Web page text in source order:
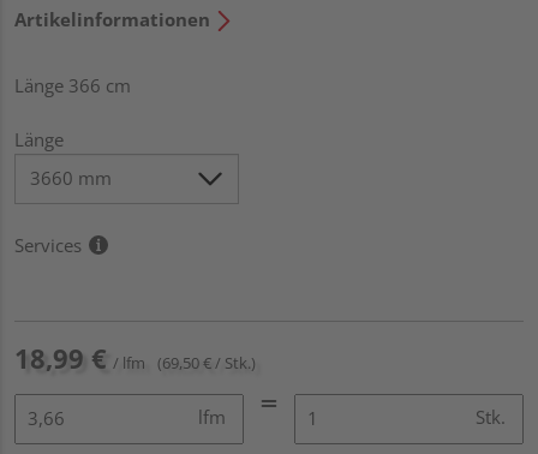
Artikelinformationen
Länge 366 cm
Länge
Services
18,99 € / lfm (69,50 € / Stk.)
lfm Stk.